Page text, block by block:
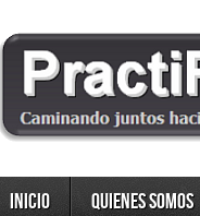
Inicio Quienes somos